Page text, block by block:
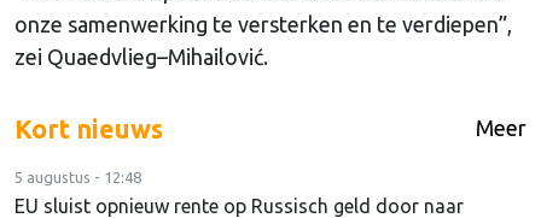
onze samenwerking te versterken en te verdiepen”,
zei Quaedvlieg–Mihailović.
Kort nieuws Meer
5 augustus - 12:48
EU sluist opnieuw rente op Russisch geld door naar